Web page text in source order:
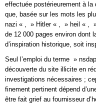
effectuée postérieurement à la
que, basée sur les mots les
nazi « , » Hitler « , » heil « , »
de 12 000 pages environ dont
d’inspiration historique, soit
Seul l’emploi du terme »
découverte du site illicite en
investigations nécessaires ;
finement pertinent dépend
être fait grief au fournisseur